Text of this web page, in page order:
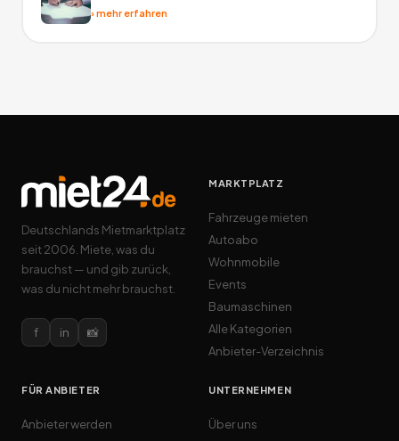
›mehr erfahren
Deutschlands Mietmarktplatz
seit 2006. Miete, was du
brauchst — und gib zurück,
was du nicht mehr brauchst.
f in 📸
MARKTPLATZ
Fahrzeuge mieten
Autoabo
Wohnmobile
Events
Baumaschinen
Alle Kategorien
Anbieter-Verzeichnis
FÜR ANBIETER
Anbieter werden
UNTERNEHMEN
Über uns